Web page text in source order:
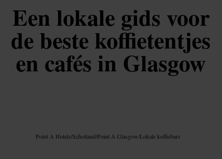
Een lokale gids voor
de beste koffietentjes
en cafés in Glasgow
Point A Hotels/Schotland/Point A Glasgow/Lokale koffiebars